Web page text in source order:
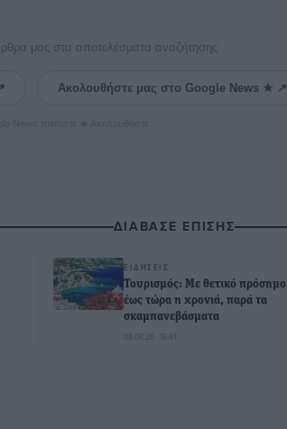
μας στα αποτελέσματα αναζήτησης
Ακολουθήστε μας στο Google News ★ ↗
ΔΙΑΒΑΣΕ ΕΠΙΣΗΣ
ΕΙΔΉΣΕΙΣ
Τουρισμός: Με θετικό πρόσημο
έως τώρα η χρονιά, παρά τα
σκαμπανεβάσματα
08.08.26 · 18:41